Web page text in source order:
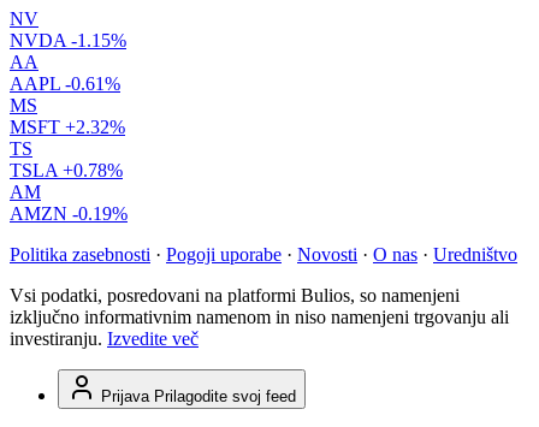
NV
NVDA -1.15%
AA
AAPL -0.61%
MS
MSFT +2.32%
TS
TSLA +0.78%
AM
AMZN -0.19%
Politika zasebnosti · Pogoji uporabe · Novosti · O nas · Uredništvo
Vsi podatki, posredovani na platformi Bulios, so namenjeni
izključno informativnim namenom in niso namenjeni trgovanju ali
investiranju. Izvedite več
Prijava Prilagodite svoj feed